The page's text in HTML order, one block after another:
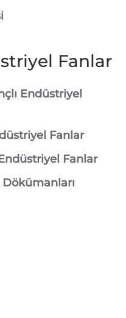
Fanlar
Endüstriyel
Fanlar
Fanlar